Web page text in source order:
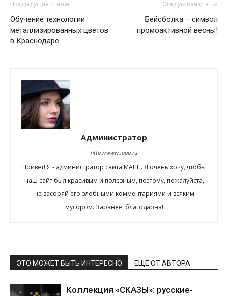
Предыдущая статья
Обучение технологии
металлизированных цветов
в Краснодаре
Следующая статья
Бейсболка – символ
промоактивной весны!
Администратор
http://www.iapp.ru
Привет! Я - администратор сайта МАПП. Я очень хочу, чтобы
наш сайт был красивым и полезным, поэтому, пожалуйста,
не засоряй его злобными комментариями и всяким
мусором. Заранее, благодарна!
ЭТО МОЖЕТ БЫТЬ ИНТЕРЕСНО ЕЩЕ ОТ АВТОРА
Коллекция «СКАЗЫ»: русские-